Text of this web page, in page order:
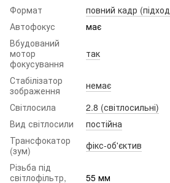
Формат
повний кадр
Автофокус
має
Вбудований
мотор
фокусування
так
Стабілізатор
зображення
немає
Світлосила
2.8 (світлосильні)
Вид світлосили
постійна
Трансфокатор
(зум)
фікс-об'єктив
Різьба під
світлофільтр,
55 мм